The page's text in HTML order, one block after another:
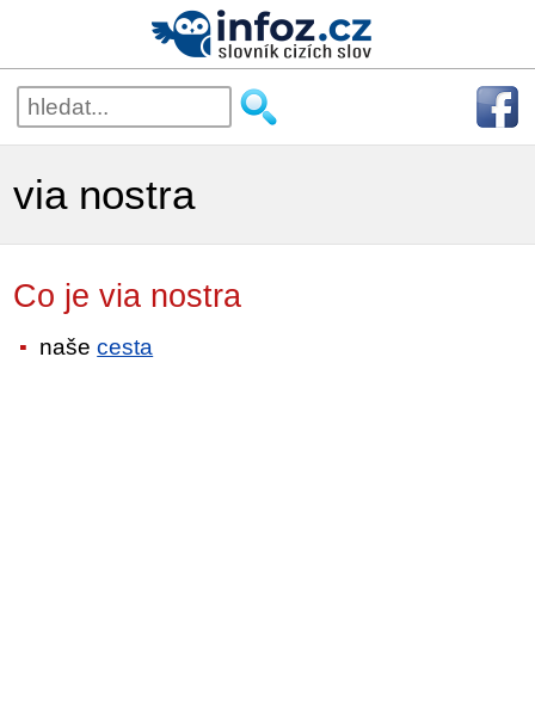
via nostra
Co je via nostra
našecesta